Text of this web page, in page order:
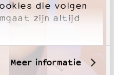
die volgen
zijn altijd
Meer informatie